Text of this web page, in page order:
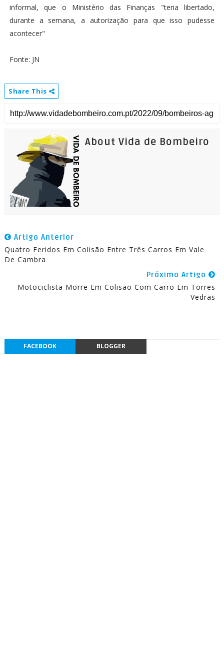
informal, que o Ministério das Finanças "teria libertado,
durante a semana, a autorização para que isso pudesse
acontecer"
Fonte: JN
Share This
About Vida de Bombeiro
Artigo Anterior
Quatro Feridos Em Colisão Entre Três Carros Em Vale
De Cambra
Próximo Artigo
Motociclista Morre Em Colisão Com Carro Em Torres
Vedras
FACEBOOK BLOGGER